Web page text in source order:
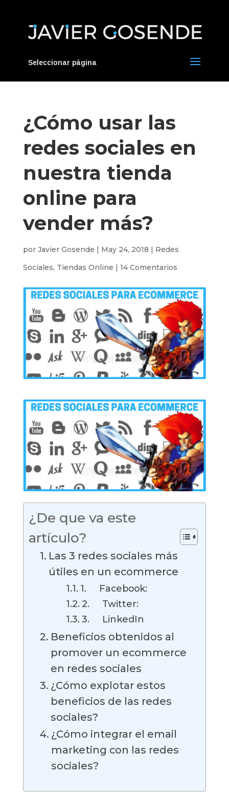
Seleccionar página
¿Cómo usar las
redes sociales en
nuestra tienda
online para
vender más?
por Javier Gosende | May 24, 2018 | Redes
Sociales, Tiendas Online | 14 Comentarios
¿De que va este
artículo?
Las 3 redes sociales más
útiles en un ecommerce
1. Facebook:
2. Twitter:
3. LinkedIn
Beneficios obtenidos al
promover un ecommerce
en redes sociales
¿Cómo explotar estos
beneficios de las redes
sociales?
¿Cómo integrar el email
marketing con las redes
sociales?